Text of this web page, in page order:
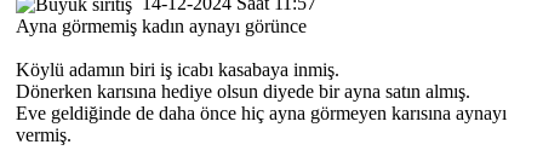
Ayna görmemiş kadın aynayı görünce
Köylü adamın biri iş icabı kasabaya inmiş.
Dönerken karısına hediye olsun diyede bir ayna satın almış.
Eve geldiğinde de daha önce hiç ayna görmeyen karısına aynayı
vermiş.